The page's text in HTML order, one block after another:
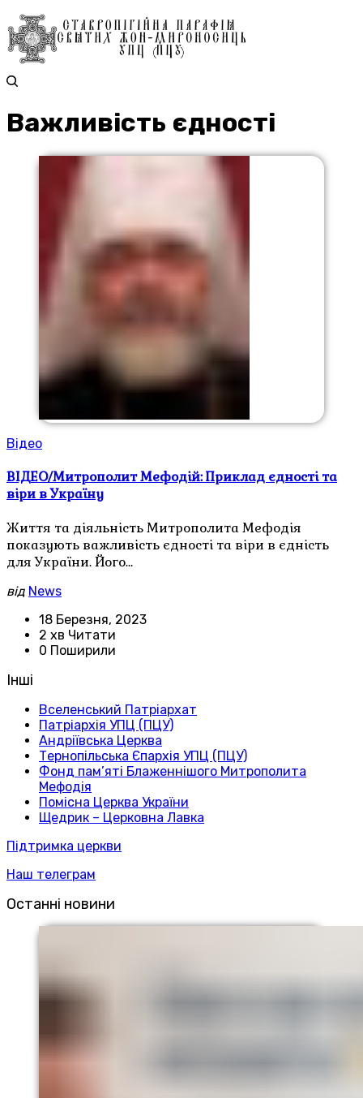
Важливість єдності
Відео
ВІДЕО/Митрополит Мефодій: Приклад єдності та
віри в Україну
Життя та діяльність Митрополита Мефодія
показують важливість єдності та віри в єдність
для України. Його…
від News
18 Березня, 2023
2 хв Читати
0 Поширили
Інші
Вселенський Патріархат
Патріархія УПЦ (ПЦУ)
Андріївська Церква
Тернопільська Єпархія УПЦ (ПЦУ)
Фонд пам’яті Блаженнішого Митрополита
Мефодія
Помісна Церква України
Щедрик – Церковна Лавка
Підтримка церкви
Наш телеграм
Останні новини